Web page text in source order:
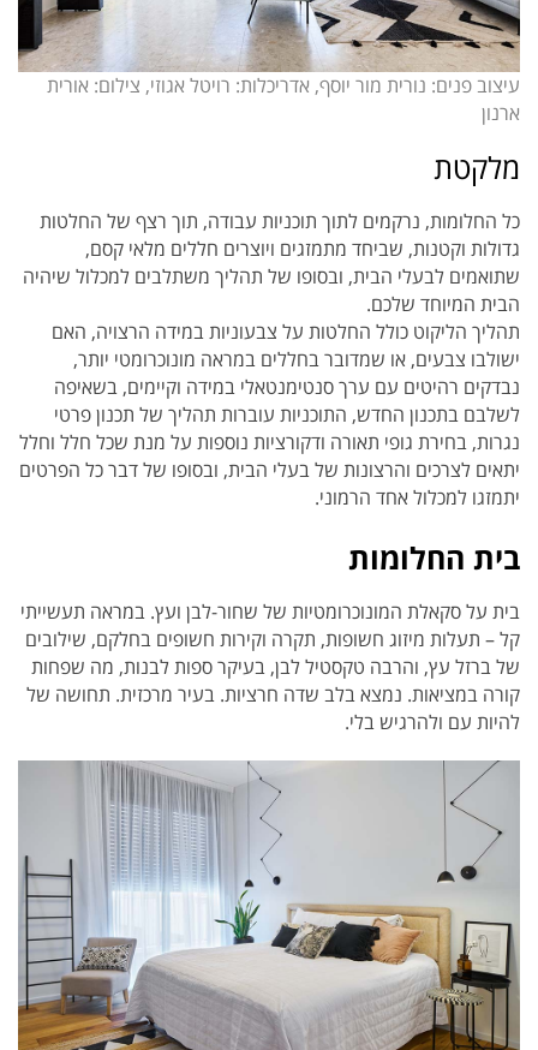
עיצוב פנים: נורית מור יוסף, אדריכלות: רויטל אגוזי, צילום: אורית
ארנון
מלקטת
כל החלומות, נרקמים לתוך תוכניות עבודה, תוך רצף של החלטות
גדולות וקטנות, שביחד מתמזגים ויוצרים חללים מלאי קסם,
שתואמים לבעלי הבית, ובסופו של תהליך משתלבים למכלול שיהיה
הבית המיוחד שלכם.
תהליך הליקוט כולל החלטות על צבעוניות במידה הרצויה, האם
ישולבו צבעים, או שמדובר בחללים במראה מונוכרומטי יותר,
נבדקים רהיטים עם ערך סנטימנטאלי במידה וקיימים, בשאיפה
לשלבם בתכנון החדש, התוכניות עוברות תהליך של תכנון פרטי
נגרות, בחירת גופי תאורה ודקורציות נוספות על מנת שכל חלל וחלל
יתאים לצרכים והרצונות של בעלי הבית, ובסופו של דבר כל הפרטים
יתמזגו למכלול אחד הרמוני.
בית החלומות
בית על סקאלת המונוכרומטיות של שחור-לבן ועץ. במראה תעשייתי
קל – תעלות מיזוג חשופות, תקרה וקירות חשופים בחלקם, שילובים
של ברזל עץ, והרבה טקסטיל לבן, בעיקר ספות לבנות, מה שפחות
קורה במציאות. נמצא בלב שדה חרציות. בעיר מרכזית. תחושה של
להיות עם ולהרגיש בלי.